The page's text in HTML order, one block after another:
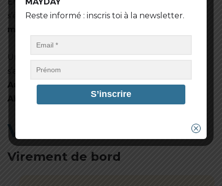
En lâchant la
s’éloigner du vent (abat) tout seul, on dit qu’il est
mou
s’appelle une
Auloffée: si le bateau lofe.
Abatée
: si le bateau abat.
Virer de bord
Virement de bord
Reste informé : inscris toi à la newsletter.